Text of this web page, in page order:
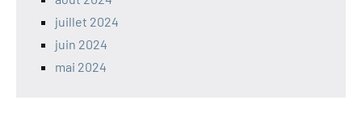
juillet 2024
juin 2024
mai 2024